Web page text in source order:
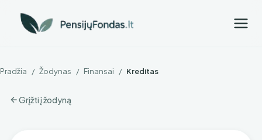
Pradžia / Žodynas / Finansai / Kreditas
Grįžti į žodyną